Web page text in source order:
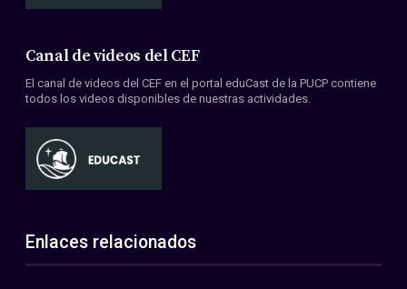
Canal de videos del CEF
El canal de videos del CEF en el portal eduCast de la PUCP contiene
todos los videos disponibles de nuestras actividades.
Enlaces relacionados